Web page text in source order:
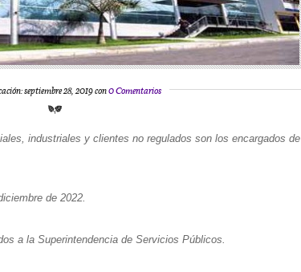
septiembre 28, 2019 con0 Comentarios
industriales y clientes no regulados son los encargados de
de 2022.
a la Superintendencia de Servicios Públicos.